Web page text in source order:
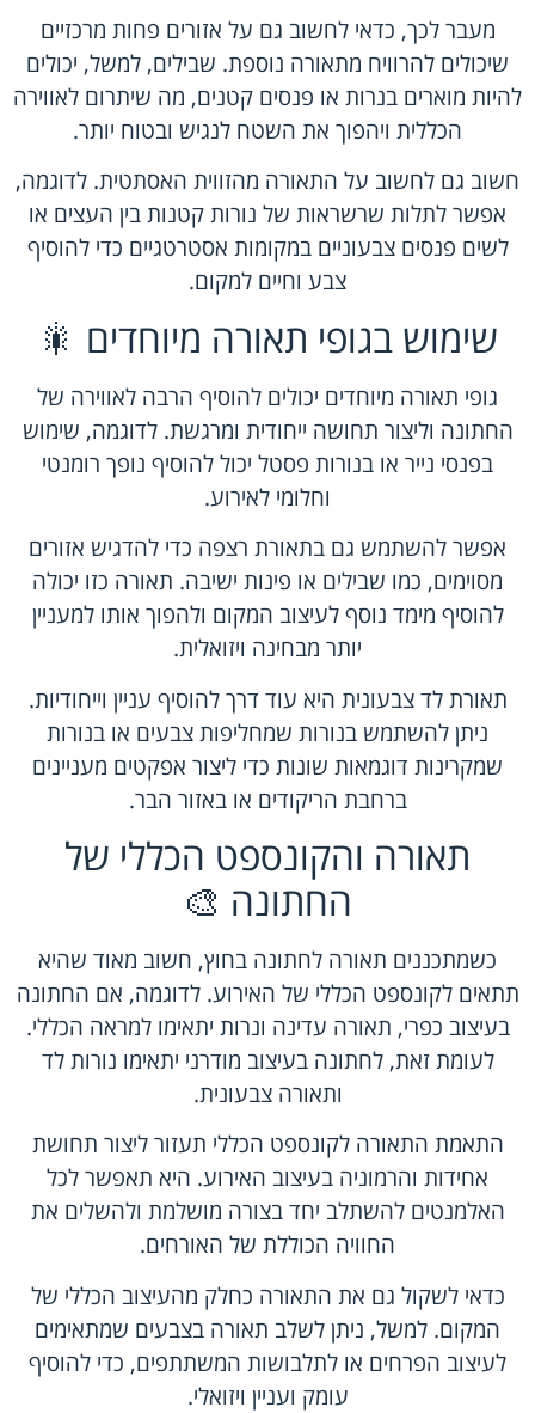
מעבר לכך, כדאי לחשוב גם על אזורים פחות מרכזיים
שיכולים להרוויח מתאורה נוספת. שבילים, למשל, יכולים
להיות מוארים בנרות או פנסים קטנים, מה שיתרום לאווירה
הכללית ויהפוך את השטח לנגיש ובטוח יותר.
חשוב גם לחשוב על התאורה מהזווית האסתטית. לדוגמה,
אפשר לתלות שרשראות של נורות קטנות בין העצים או
לשים פנסים צבעוניים במקומות אסטרטגיים כדי להוסיף
צבע וחיים למקום.
שימוש בגופי תאורה מיוחדים 🎇
גופי תאורה מיוחדים יכולים להוסיף הרבה לאווירה של
החתונה וליצור תחושה ייחודית ומרגשת. לדוגמה, שימוש
בפנסי נייר או בנורות פסטל יכול להוסיף נופך רומנטי
וחלומי לאירוע.
אפשר להשתמש גם בתאורת רצפה כדי להדגיש אזורים
מסוימים, כמו שבילים או פינות ישיבה. תאורה כזו יכולה
להוסיף מימד נוסף לעיצוב המקום ולהפוך אותו למעניין
יותר מבחינה ויזואלית.
תאורת לד צבעונית היא עוד דרך להוסיף עניין וייחודיות.
ניתן להשתמש בנורות שמחליפות צבעים או בנורות
שמקרינות דוגמאות שונות כדי ליצור אפקטים מעניינים
ברחבת הריקודים או באזור הבר.
תאורה והקונספט הכללי של
החתונה 🎨
כשמתכננים תאורה לחתונה בחוץ, חשוב מאוד שהיא
תתאים לקונספט הכללי של האירוע. לדוגמה, אם החתונה
בעיצוב כפרי, תאורה עדינה ונרות יתאימו למראה הכללי.
לעומת זאת, לחתונה בעיצוב מודרני יתאימו נורות לד
ותאורה צבעונית.
התאמת התאורה לקונספט הכללי תעזור ליצור תחושת
אחידות והרמוניה בעיצוב האירוע. היא תאפשר לכל
האלמנטים להשתלב יחד בצורה מושלמת ולהשלים את
החוויה הכוללת של האורחים.
כדאי לשקול גם את התאורה כחלק מהעיצוב הכללי של
המקום. למשל, ניתן לשלב תאורה בצבעים שמתאימים
לעיצוב הפרחים או לתלבושות המשתתפים, כדי להוסיף
עומק ועניין ויזואלי.